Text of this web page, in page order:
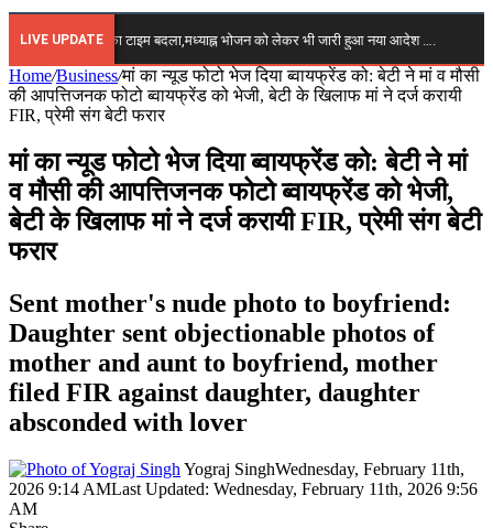
for
LIVE UPDATE
को स्कूलों का टाइम बदला,मध्याह्न भोजन को लेकर भी जारी हुआ नया आदेश ….
Home/Business/मां का न्यूड फोटो भेज दिया ब्वायफ्रेंड को: बेटी ने मां व मौसी
की आपत्तिजनक फोटो ब्वायफ्रेंड को भेजी, बेटी के खिलाफ मां ने दर्ज करायी
FIR, प्रेमी संग बेटी फरार
मां का न्यूड फोटो भेज दिया ब्वायफ्रेंड को: बेटी ने मां
व मौसी की आपत्तिजनक फोटो ब्वायफ्रेंड को भेजी,
बेटी के खिलाफ मां ने दर्ज करायी FIR, प्रेमी संग बेटी
फरार
Sent mother's nude photo to boyfriend:
Daughter sent objectionable photos of
mother and aunt to boyfriend, mother
filed FIR against daughter, daughter
absconded with lover
Yograj SinghWednesday, February 11th,
2026 9:14 AMLast Updated: Wednesday, February 11th, 2026 9:56
AM